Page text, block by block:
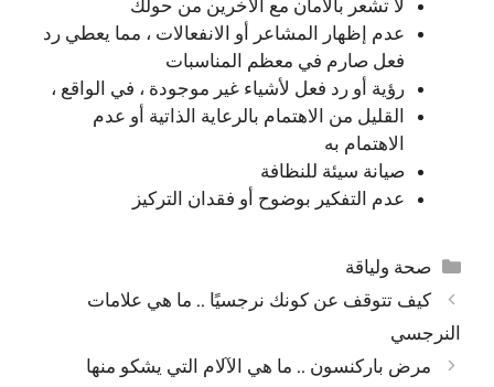
لا تشعر بالأمان مع الآخرين من حولك
عدم إظهار المشاعر أو الانفعالات ، مما يعطي رد
فعل صارم في معظم المناسبات
رؤية أو رد فعل لأشياء غير موجودة ، في الواقع ،
القليل من الاهتمام بالرعاية الذاتية أو عدم
الاهتمام به
صيانة سيئة للنظافة
عدم التفكير بوضوح أو فقدان التركيز
التصنيفات
صحة ولياقة
كيف تتوقف عن كونك نرجسيًا .. ما هي علامات
النرجسي
مرض باركنسون .. ما هي الآلام التي يشكو منها